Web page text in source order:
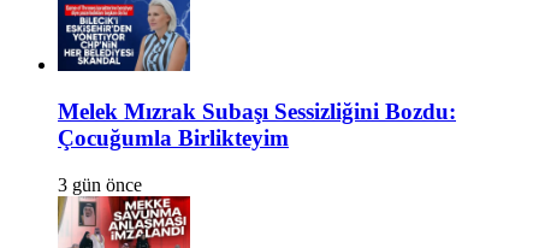
Melek Mızrak Subaşı Sessizliğini Bozdu:
Çocuğumla Birlikteyim
3 gün önce